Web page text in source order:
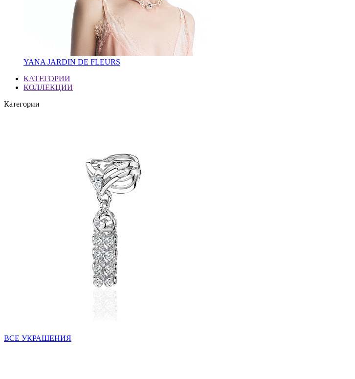
YANA JARDIN DE FLEURS
КАТЕГОРИИ
КОЛЛЕКЦИИ
Категории
ВСЕ УКРАШЕНИЯ